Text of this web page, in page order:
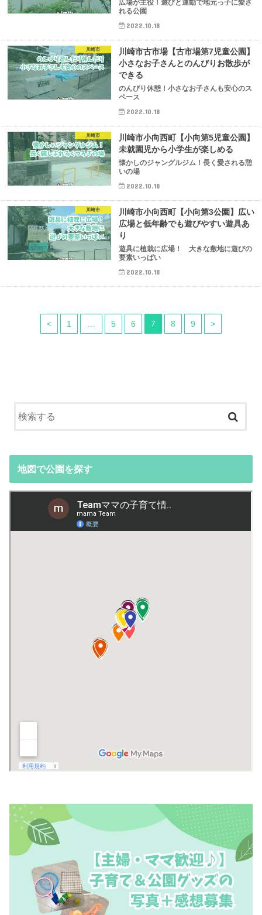
広場が主役！遊びと運動で地元っ子に愛さ
れる公園
2022.10.18
川崎市
川崎市古市場【古市場第7児童公園】
小さなお子さんとのんびりお散歩が
できる
のんびり休憩！小さなお子さんも安心のス
ペース
2022.10.18
川崎市
川崎市小向西町【小向第5児童公園】
未就園児から小学生が楽しめる
懐かしのジャングルジム！長く愛される憩
いの場
2022.10.18
川崎市
川崎市小向西町【小向第3公園】広い
広場と低年齢でも遊びやすい遊具あ
り
遊具に植栽に広場！ 大きな敷地に遊びの
要素いっぱい
2022.10.18
< 1 5 6 7 8 9 >
地図で公園を探す